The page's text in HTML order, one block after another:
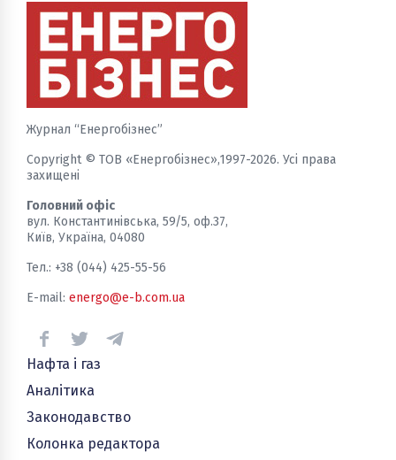
Журнал “Енергобізнес”
Copyright © ТОВ «Енергобізнес»,1997-2026. Усі права
захищені
Головний офіс
вул. Константинівська, 59/5, оф.37,
Київ, Україна, 04080
Тел.: +38 (044) 425-55-56
E-mail: energo@e-b.com.ua
Нафта і газ
Аналітика
Законодавство
Колонка редактора